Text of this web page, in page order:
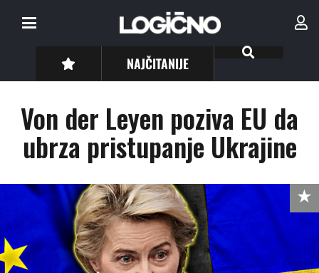
NAJČITANIJE
Von der Leyen poziva EU da
ubrza pristupanje Ukrajine